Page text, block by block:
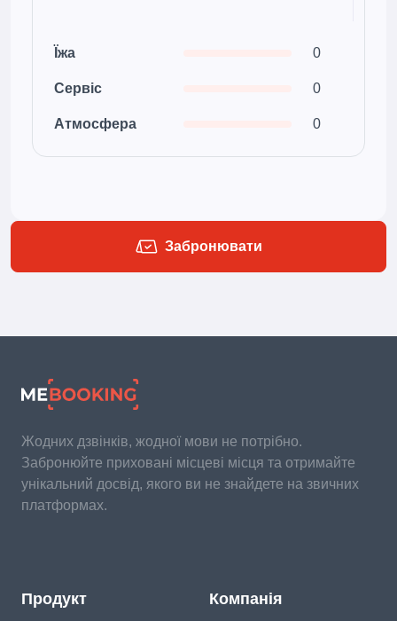
Їжа
Сервіс
Атмосфера
0
0
0
Забронювати
Жодних дзвінків, жодної мови не потрібно.
Забронюйте приховані місцеві місця та отримайте
унікальний досвід, якого ви не знайдете на звичних
платформах.
Продукт Компанія